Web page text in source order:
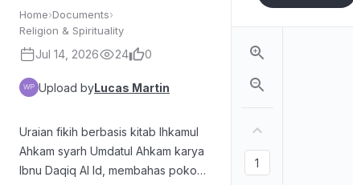
Home›Documents›
Religion & Spirituality
Jul 14, 2026 24 0
Upload byLucas Martin
Uraian fikih berbasis kitab Ihkamul
Ahkam syarh Umdatul Ahkam karya
Ibnu Daqiq Al Id, membahas pokok